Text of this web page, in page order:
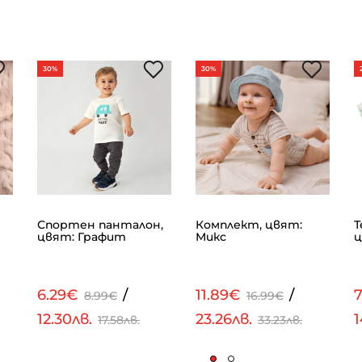
30%
Спортен панталон,
цвят: Графит
6.29€ 8.99€ /
12.30лв. 17.58лв.
30%
Комплект, цвят:
Микс
11.89€ 16.99€ /
23.26лв. 33.23лв.